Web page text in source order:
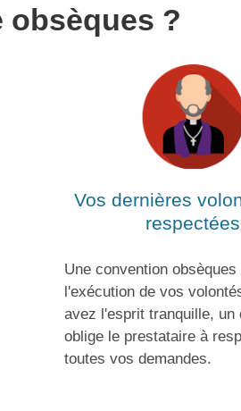
obsèques ?
Vos dernières
respectées
Une convention obsèques
l'exécution de vos
avez l'esprit tranquille, un
oblige le prestataire à
toutes vos demandes.